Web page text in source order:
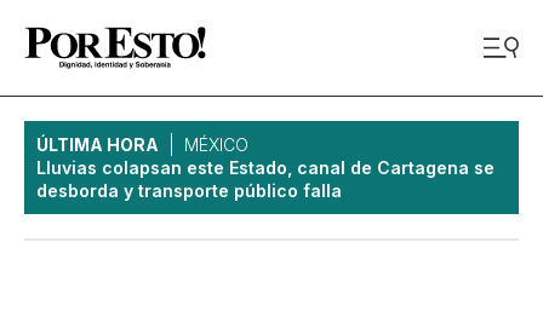
ÚLTIMA HORA
MÉXICO
Lluvias colapsan este Estado, canal de Cartagena se
desborda y transporte público falla